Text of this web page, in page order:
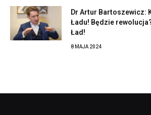
Dr Artur Bartoszewicz:
Ładu! Będzie
Ład!
8 MAJA 2024